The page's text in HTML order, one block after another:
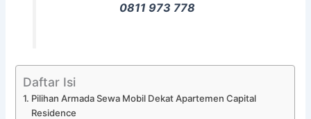
0811 973 778
Daftar Isi
Pilihan Armada Sewa Mobil Dekat Apartemen Capital
Residence